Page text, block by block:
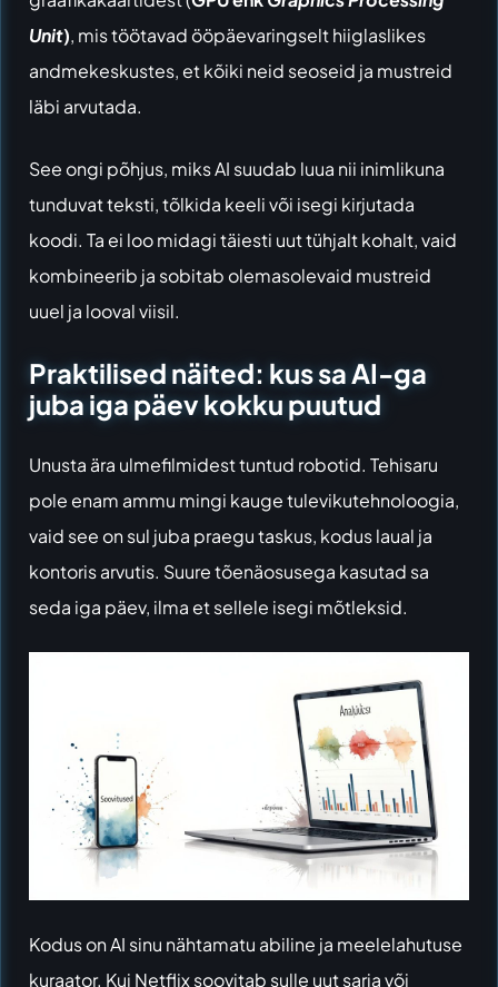
Unit), mis töötavad ööpäevaringselt hiiglaslikes
andmekeskustes, et kõiki neid seoseid ja mustreid
läbi arvutada.
See ongi põhjus, miks AI suudab luua nii inimlikuna
tunduvat teksti, tõlkida keeli või isegi kirjutada
koodi. Ta ei loo midagi täiesti uut tühjalt kohalt, vaid
kombineerib ja sobitab olemasolevaid mustreid
uuel ja looval viisil.
Praktilised näited: kus sa AI-ga
juba iga päev kokku puutud
Unusta ära ulmefilmidest tuntud robotid. Tehisaru
pole enam ammu mingi kauge tulevikutehnoloogia,
vaid see on sul juba praegu taskus, kodus laual ja
kontoris arvutis. Suure tõenäosusega kasutad sa
seda iga päev, ilma et sellele isegi mõtleksid.
Kodus on AI sinu nähtamatu abiline ja meelelahutuse
kuraator. Kui Netflixsoovitab sulle uut sarja või